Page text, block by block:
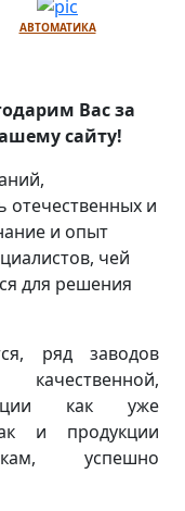
АВТОМАТИКА
Вас за
сайту!
и
и опыт
чей
для решения
ряд заводов
как уже
и продукции
успешно